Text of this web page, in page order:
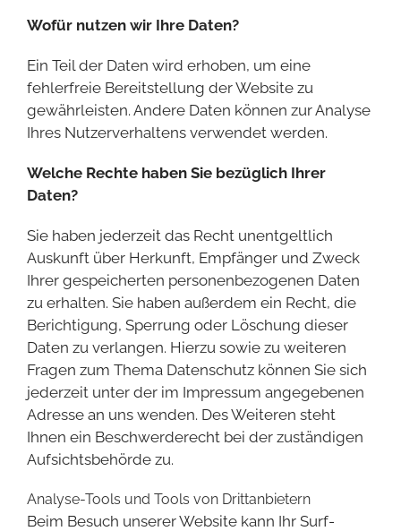
Wofür nutzen wir Ihre Daten?
Ein Teil der Daten wird erhoben, um eine
fehlerfreie Bereitstellung der Website zu
gewährleisten. Andere Daten können zur Analyse
Ihres Nutzerverhaltens verwendet werden.
Welche Rechte haben Sie bezüglich Ihrer
Daten?
Sie haben jederzeit das Recht unentgeltlich
Auskunft über Herkunft, Empfänger und Zweck
Ihrer gespeicherten personenbezogenen Daten
zu erhalten. Sie haben außerdem ein Recht, die
Berichtigung, Sperrung oder Löschung dieser
Daten zu verlangen. Hierzu sowie zu weiteren
Fragen zum Thema Datenschutz können Sie sich
jederzeit unter der im Impressum angegebenen
Adresse an uns wenden. Des Weiteren steht
Ihnen ein Beschwerderecht bei der zuständigen
Aufsichtsbehörde zu.
Analyse-Tools und Tools von Drittanbietern
Beim Besuch unserer Website kann Ihr Surf-